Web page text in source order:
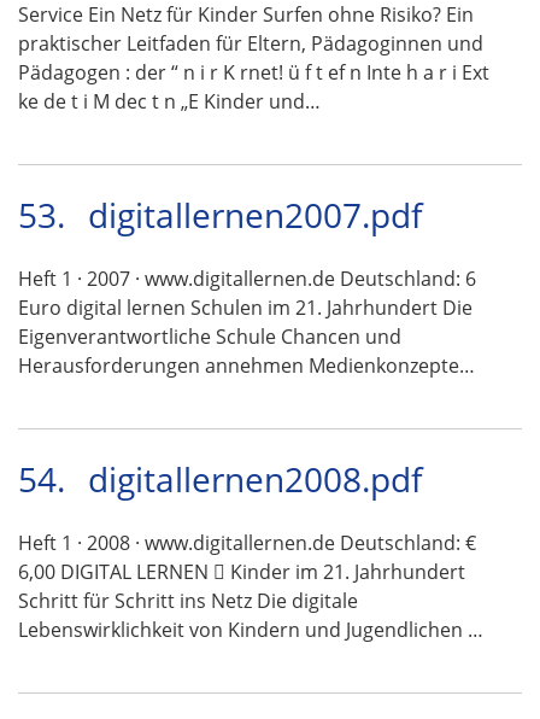
Service Ein Netz für Kinder Surfen ohne Risiko? Ein
praktischer Leitfaden für Eltern, Pädagoginnen und
Pädagogen : der “ n i r K rnet! ü f t ef n Inte h a r i Ext
ke de t i M dec t n „E Kinder und…
53. digitallernen2007.pdf
Heft 1 · 2007 · www.digitallernen.de Deutschland: 6
Euro digital lernen Schulen im 21. Jahrhundert Die
Eigenverantwortliche Schule Chancen und
Herausforderungen annehmen Medienkonzepte…
54. digitallernen2008.pdf
Heft 1 · 2008 · www.digitallernen.de Deutschland: €
6,00 DIGITAL LERNEN  Kinder im 21. Jahrhundert
Schritt für Schritt ins Netz Die digitale
Lebenswirklichkeit von Kindern und Jugendlichen …